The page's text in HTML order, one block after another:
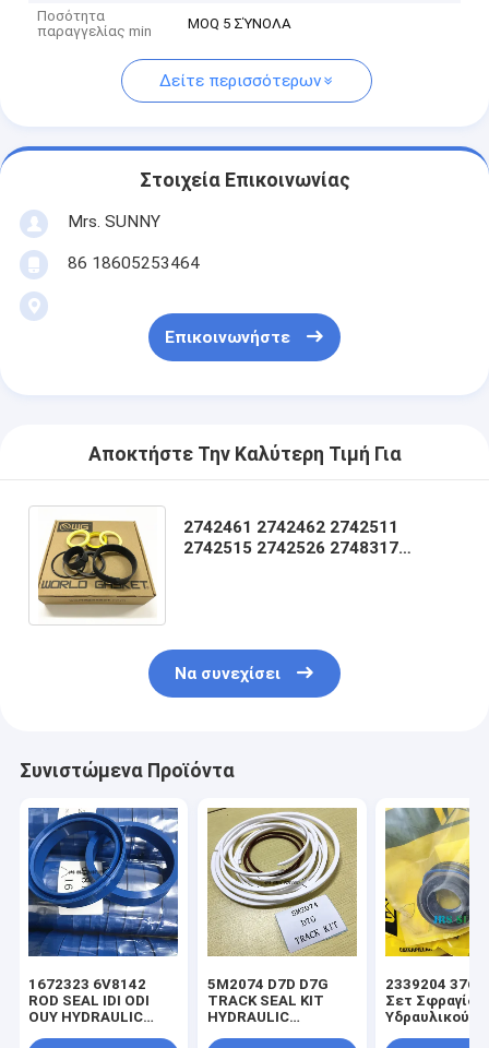
Ποσότητα
παραγγελίας min
MOQ 5 ΣΎΝΟΛΑ
Δείτε περισσότερων
Στοιχεία Επικοινωνίας
Mrs. SUNNY
86 18605253464
Επικοινωνήστε
Αποκτήστε Την Καλύτερη Τιμή Για
2742461 2742462 2742511
2742515 2742526 2748317
Να συνεχίσει
Συνιστώμενα Προϊόντα
1672323 6V8142
ROD SEAL IDI ODI
OUY HYDRAULIC
5M2074 D7D D7G
TRACK SEAL KIT
HYDRAULIC
2339204
Σετ
Υδραυλικού